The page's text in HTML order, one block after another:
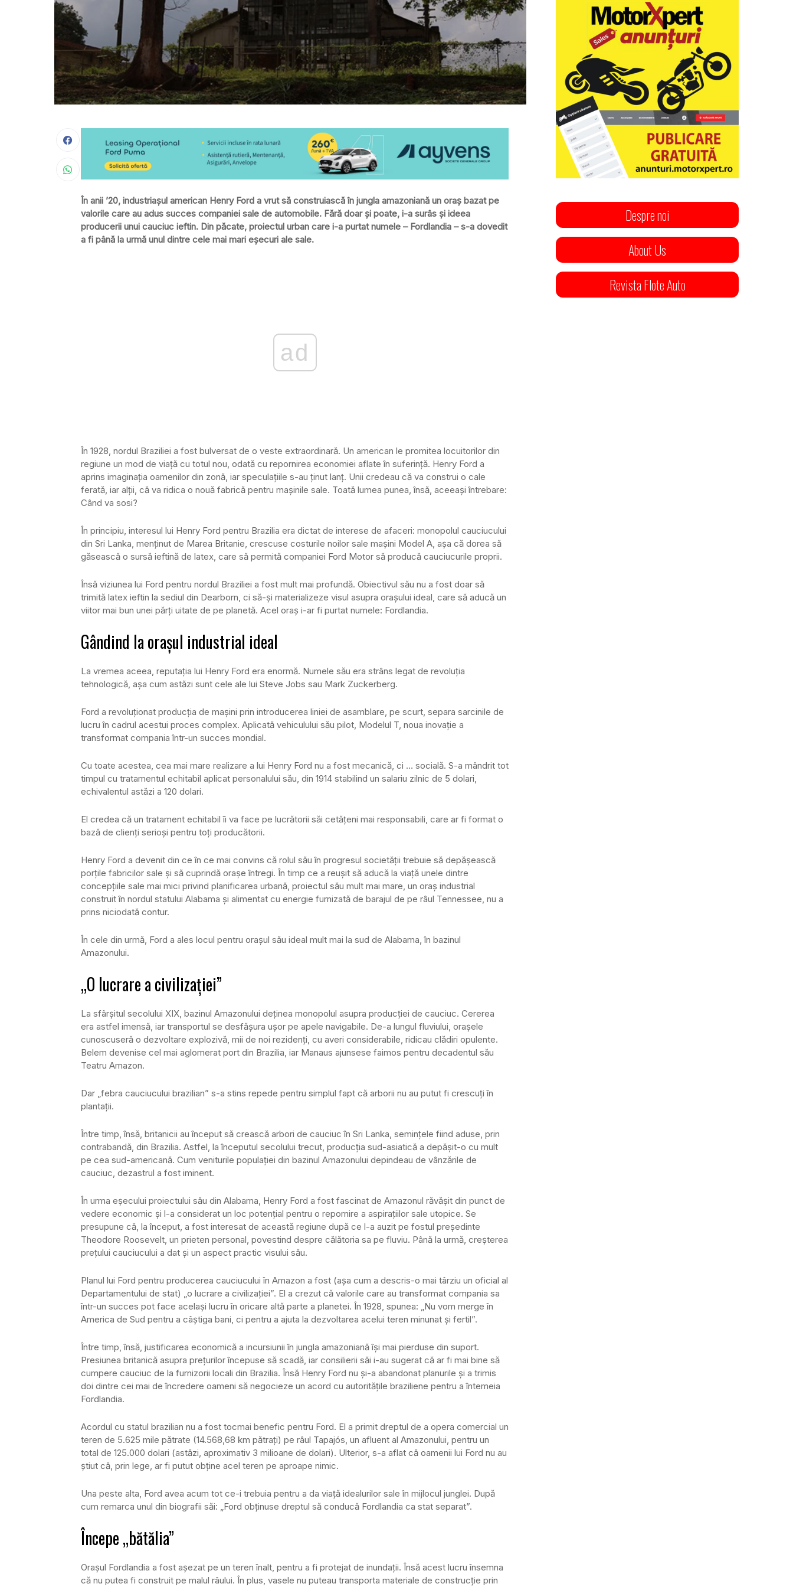
În anii ’20, industriaşul american Henry Ford a vrut să construiască în jungla amazoniană un oraş bazat pe
valorile care au adus succes companiei sale de automobile. Fără doar şi poate, i-a surâs şi ideea
producerii unui cauciuc ieftin. Din păcate, proiectul urban care i-a purtat numele – Fordlandia – s-a dovedit
a fi până la urmă unul dintre cele mai mari eşecuri ale sale.
ad
În 1928, nordul Braziliei a fost bulversat de o veste extraordinară. Un american le promitea locuitorilor din
regiune un mod de viaţă cu totul nou, odată cu repornirea economiei aflate în suferinţă. Henry Ford a
aprins imaginaţia oamenilor din zonă, iar speculaţiile s-au ţinut lanţ. Unii credeau că va construi o cale
ferată, iar alţii, că va ridica o nouă fabrică pentru maşinile sale. Toată lumea punea, însă, aceeaşi întrebare:
Când va sosi?
În principiu, interesul lui Henry Ford pentru Brazilia era dictat de interese de afaceri: monopolul cauciucului
din Sri Lanka, menţinut de Marea Britanie, crescuse costurile noilor sale maşini Model A, aşa că dorea să
găsească o sursă ieftină de latex, care să permită companiei Ford Motor să producă cauciucurile proprii.
Însă viziunea lui Ford pentru nordul Braziliei a fost mult mai profundă. Obiectivul său nu a fost doar să
trimită latex ieftin la sediul din Dearborn, ci să-şi materializeze visul asupra oraşului ideal, care să aducă un
viitor mai bun unei părţi uitate de pe planetă. Acel oraş i-ar fi purtat numele: Fordlandia.
Gândind la oraşul industrial ideal
La vremea aceea, reputaţia lui Henry Ford era enormă. Numele său era strâns legat de revoluţia
tehnologică, aşa cum astăzi sunt cele ale lui Steve Jobs sau Mark Zuckerberg.
Ford a revoluţionat producţia de maşini prin introducerea liniei de asamblare, pe scurt, separa sarcinile de
lucru în cadrul acestui proces complex. Aplicată vehiculului său pilot, Modelul T, noua inovaţie a
transformat compania într-un succes mondial.
Cu toate acestea, cea mai mare realizare a lui Henry Ford nu a fost mecanică, ci … socială. S-a mândrit tot
timpul cu tratamentul echitabil aplicat personalului său, din 1914 stabilind un salariu zilnic de 5 dolari,
echivalentul astăzi a 120 dolari.
El credea că un tratament echitabil îi va face pe lucrătorii săi cetăţeni mai responsabili, care ar fi format o
bază de clienţi serioşi pentru toţi producătorii.
Henry Ford a devenit din ce în ce mai convins că rolul său în progresul societăţii trebuie să depăşească
porţile fabricilor sale şi să cuprindă oraşe întregi. În timp ce a reuşit să aducă la viaţă unele dintre
concepţiile sale mai mici privind planificarea urbană, proiectul său mult mai mare, un oraş industrial
construit în nordul statului Alabama şi alimentat cu energie furnizată de barajul de pe râul Tennessee, nu a
prins niciodată contur.
În cele din urmă, Ford a ales locul pentru oraşul său ideal mult mai la sud de Alabama, în bazinul
Amazonului.
„O lucrare a civilizaţiei”
La sfârşitul secolului XIX, bazinul Amazonului deţinea monopolul asupra producţiei de cauciuc. Cererea
era astfel imensă, iar transportul se desfăşura uşor pe apele navigabile. De-a lungul fluviului, oraşele
cunoscuseră o dezvoltare explozivă, mii de noi rezidenţi, cu averi considerabile, ridicau clădiri opulente.
Belem devenise cel mai aglomerat port din Brazilia, iar Manaus ajunsese faimos pentru decadentul său
Teatru Amazon.
Dar „febra cauciucului brazilian” s-a stins repede pentru simplul fapt că arborii nu au putut fi crescuţi în
plantaţii.
Între timp, însă, britanicii au început să crească arbori de cauciuc în Sri Lanka, seminţele fiind aduse, prin
contrabandă, din Brazilia. Astfel, la începutul secolului trecut, producţia sud-asiatică a depăşit-o cu mult
pe cea sud-americană. Cum veniturile populaţiei din bazinul Amazonului depindeau de vânzările de
cauciuc, dezastrul a fost iminent.
În urma eşecului proiectului său din Alabama, Henry Ford a fost fascinat de Amazonul răvăşit din punct de
vedere economic şi l-a considerat un loc potenţial pentru o repornire a aspiraţiilor sale utopice. Se
presupune că, la început, a fost interesat de această regiune după ce l-a auzit pe fostul preşedinte
Theodore Roosevelt, un prieten personal, povestind despre călătoria sa pe fluviu. Până la urmă, creşterea
preţului cauciucului a dat şi un aspect practic visului său.
Planul lui Ford pentru producerea cauciucului în Amazon a fost (aşa cum a descris-o mai târziu un oficial al
Departamentului de stat) „o lucrare a civilizaţiei”. El a crezut că valorile care au transformat compania sa
într-un succes pot face acelaşi lucru în oricare altă parte a planetei. În 1928, spunea: „Nu vom merge în
America de Sud pentru a câştiga bani, ci pentru a ajuta la dezvoltarea acelui teren minunat şi fertil”.
Între timp, însă, justificarea economică a incursiunii în jungla amazoniană îşi mai pierduse din suport.
Presiunea britanică asupra preţurilor începuse să scadă, iar consilierii săi i-au sugerat că ar fi mai bine să
cumpere cauciuc de la furnizorii locali din Brazilia. Însă Henry Ford nu şi-a abandonat planurile şi a trimis
doi dintre cei mai de încredere oameni să negocieze un acord cu autorităţile braziliene pentru a întemeia
Fordlandia.
Acordul cu statul brazilian nu a fost tocmai benefic pentru Ford. El a primit dreptul de a opera comercial un
teren de 5.625 mile pătrate (14.568,68 km pătraţi) pe râul Tapajós, un afluent al Amazonului, pentru un
total de 125.000 dolari (astăzi, aproximativ 3 milioane de dolari). Ulterior, s-a aflat că oamenii lui Ford nu au
ştiut că, prin lege, ar fi putut obţine acel teren pe aproape nimic.
Una peste alta, Ford avea acum tot ce-i trebuia pentru a da viaţă idealurilor sale în mijlocul junglei. După
cum remarca unul din biografii săi: „Ford obţinuse dreptul să conducă Fordlandia ca stat separat”.
Începe „bătălia”
Oraşul Fordlandia a fost aşezat pe un teren înalt, pentru a fi protejat de inundaţii. Însă acest lucru însemna
că nu putea fi construit pe malul râului. În plus, vasele nu puteau transporta materiale de construcţie prin
Despre noi
About Us
Revista Flote Auto